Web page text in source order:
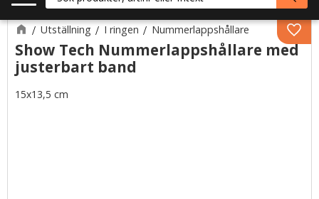
Utställning I ringen Nummerlappshållare
Show Tech Nummerlappshållare med
justerbart band
15x13,5 cm